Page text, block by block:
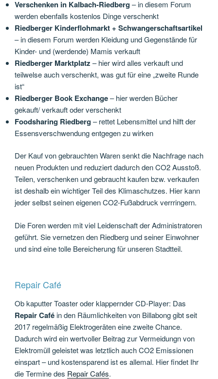
Verschenken in Kalbach-Riedberg– in diesem Forum
werden ebenfalls kostenlos Dinge verschenkt
Riedberger Kinderflohmarkt + Schwangerschaftsartikel
– in diesem Forum werden Kleidung und Gegenstände für
Kinder- und (werdende) Mamis verkauft
Riedberger Marktplatz – hier wird alles verkauft und
teilwelse auch verschenkt, was gut für eine „zweite Runde
ist“
Riedberger Book Exchange– hier werden Bücher
gekauft/ verkauft oder verschenkt
Foodsharing Riedberg– rettet Lebensmittel und hilft der
Essensverschwendung entgegen zu wirken
Der Kauf von gebrauchten Waren senkt die Nachfrage nach
neuen Produkten und reduziert dadurch den CO2 Ausstoß.
Teilen, verschenken und gebraucht kaufen bzw. verkaufen
ist deshalb ein wichtiger Teil des Klimaschutzes. Hier kann
jeder selbst seinen eigenen CO2-Fußabdruck verrringern.
Die Foren werden mit viel Leidenschaft der Administratoren
geführt. Sie vernetzen den Riedberg und seiner Einwohner
und sind eine tolle Bereicherung für unseren Stadtteil.
Repair Café
Ob kaputter Toaster oder klappernder CD-Player: Das
Repair Caféin den Räumlichkeiten von Billabong gibt seit
2017 regelmäßig Elektrogeräten eine zweite Chance.
Dadurch wird ein wertvoller Beitrag zur Vermeidungn von
Elektromüll geleistet was letztlich auch CO2 Emissionen
einspart – und kostensparend ist es allemal. Hier findet Ihr
die Termine des Repair Cafés.